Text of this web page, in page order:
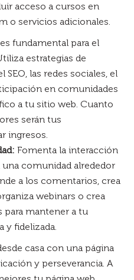
acceso a cursos en
o servicios adicionales.
fundamental para el
estrategias de
las redes sociales, el
en comunidades
a tu sitio web. Cuanto
serán tus
ingresos.
Fomenta la interacción
comunidad alrededor
a los comentarios, crea
webinars o crea
para mantener a tu
y fidelizada.
casa con una página
y perseverancia. A